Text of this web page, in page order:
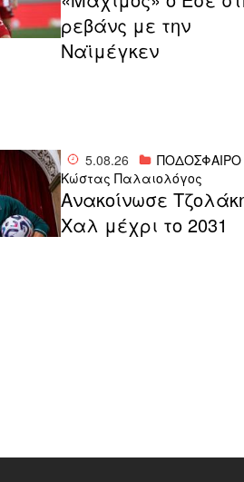
ρεβάνς με την
Ναϊμέγκεν
5.08.26
ΠΟΔΟΣΦΑΙΡΟ
Κώστας Παλαιολόγος
Ανακοίνωσε
Χαλ μέχρι το 2031